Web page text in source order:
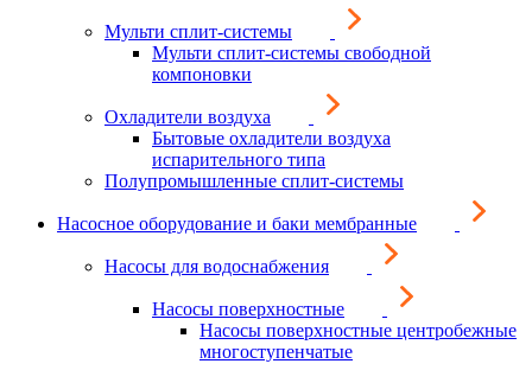
Мульти сплит-системы
Мульти сплит-системы свободной
компоновки
Охладители воздуха
Бытовые охладители воздуха
испарительного типа
Полупромышленные сплит-системы
Насосное оборудование и баки мембранные
Насосы для водоснабжения
Насосы поверхностные
Насосы поверхностные центробежные
многоступенчатые